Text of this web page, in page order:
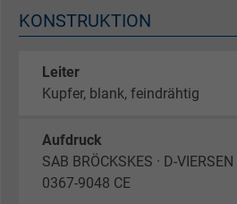
KONSTRUKTION
Leiter
Kupfer, blank, feindrähtig
Aufdruck
SAB BRÖCKSKES · D-
0367-9048 CE